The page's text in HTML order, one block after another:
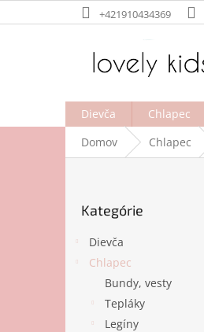
na
+421910434369
Dievča Chlapec
Domov
Chlapec
kategórie
Kategórie
Dievča
Chlapec
Bundy, vesty
Tepláky
Legíny